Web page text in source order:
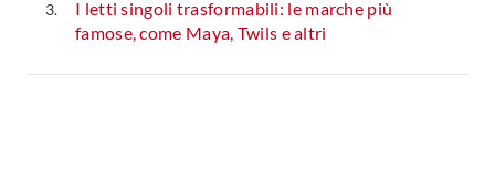
I letti singoli trasformabili: le marche più
famose, come Maya, Twils e altri